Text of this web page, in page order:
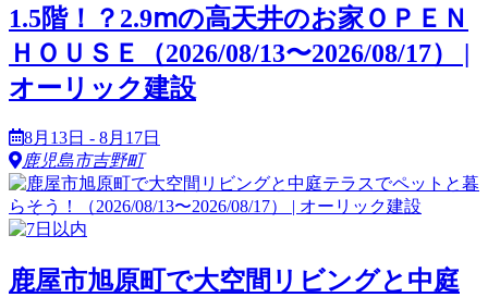
1.5階！？2.9ⅿの高天井のお家ＯＰＥＮ
ＨＯＵＳＥ（2026/08/13〜2026/08/17） |
オーリック建設
8月13日 - 8月17日
鹿児島市吉野町
鹿屋市旭原町で大空間リビングと中庭